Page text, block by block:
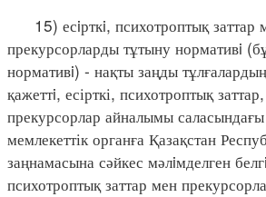
15) есiрткi, психотроптық заттар
прекурсорларды тұтыну нормативi
нормативi) - нақты заңды
қажеттi, есірткі, психотроптық
прекурсорлар айналымы саласындағы
мемлекеттік органға Қазақстан
заңнамасына сәйкес мәлiмделген
психотроптық заттар мен